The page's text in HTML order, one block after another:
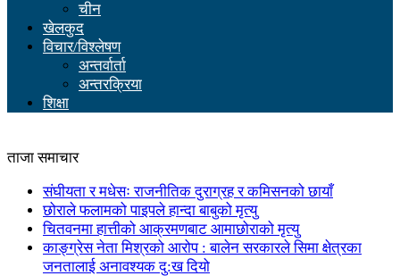
चीन
खेलकुद
विचार/विश्लेषण
अन्तर्वार्ता
अन्तरक्रिया
शिक्षा
ताजा समाचार
संघीयता र मधेसः राजनीतिक दुराग्रह र कमिसनको छायाँ
छोराले फलामको पाइपले हान्दा बाबुको मृत्यु
चितवनमा हात्तीको आक्रमणबाट आमाछोराको मृत्यु
काङ्ग्रेस नेता मिश्रको आरोप : बालेन सरकारले सिमा क्षेत्रका
जनतालाई अनावश्यक दु:ख दियो